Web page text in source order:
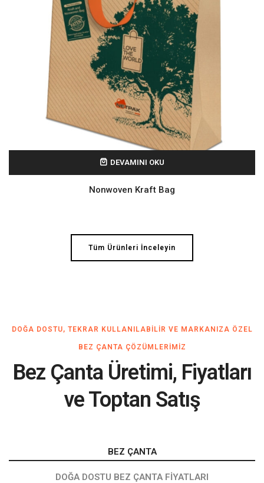
DEVAMINI OKU
Nonwoven Kraft Bag
Tüm Ürünleri İnceleyin
DOĞA DOSTU, TEKRAR KULLANILABILIR VE MARKANIZA ÖZEL
BEZ ÇANTA ÇÖZÜMLERIMIZ
Bez Çanta Üretimi, Fiyatları
ve Toptan Satış
BEZ ÇANTA
DOĞA DOSTU BEZ ÇANTA FIYATLARI